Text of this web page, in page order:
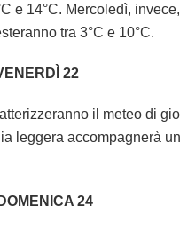
e 14°C. Mercoledì,
tra 3°C e 10°C.
22
il meteo di
leggera accompagnerà
24